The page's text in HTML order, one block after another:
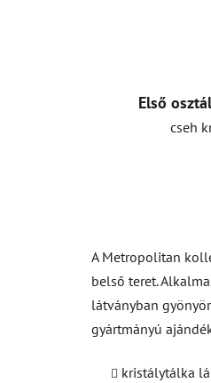
Első
cseh
A Metropolitan
belső teret.
látványban
gyártmányú
kristálytálka